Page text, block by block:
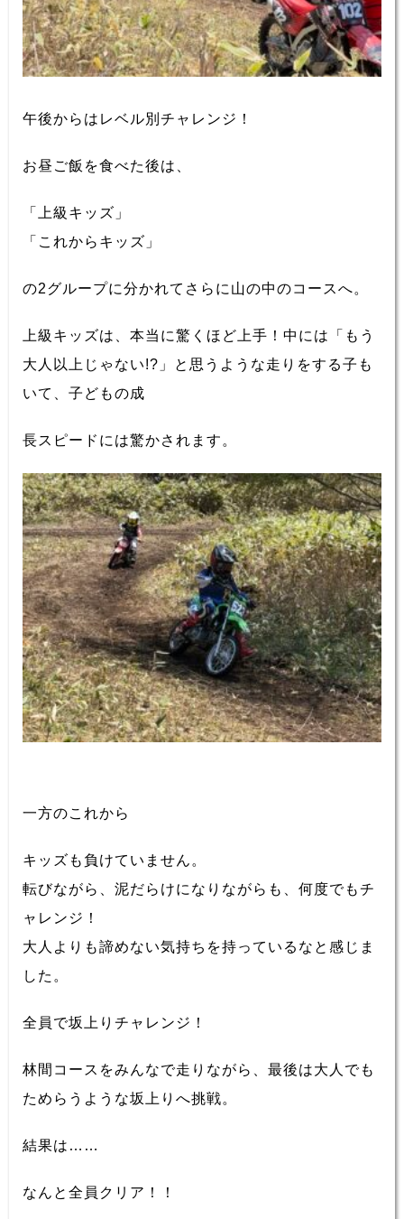
午後からはレベル別チャレンジ！
お昼ご飯を食べた後は、
「上級キッズ」
「これからキッズ」
の2グループに分かれてさらに山の中のコースへ。
上級キッズは、本当に驚くほど上手！中には「もう
大人以上じゃない!?」と思うような走りをする子も
いて、子どもの成
長スピードには驚かされます。
一方のこれから
キッズも負けていません。
転びながら、泥だらけになりながらも、何度でもチ
ャレンジ！
大人よりも諦めない気持ちを持っているなと感じま
した。
全員で坂上りチャレンジ！
林間コースをみんなで走りながら、最後は大人でも
ためらうような坂上りへ挑戦。
結果は……
なんと全員クリア！！